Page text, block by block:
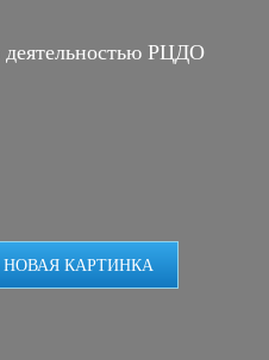
РЦДО
НОВАЯ КАРТИНКА